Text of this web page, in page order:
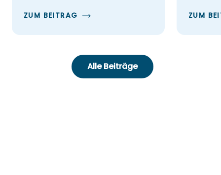
ZUM BEITRAG ZUM
Alle Beiträge